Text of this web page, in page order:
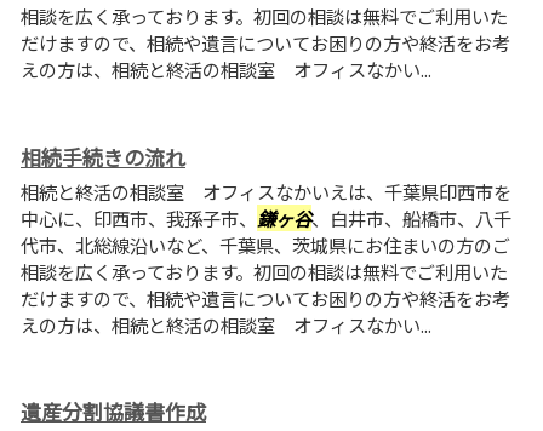
相談を広く承っております。初回の相談は無料でご利用いた
だけますので、相続や遺言についてお困りの方や終活をお考
えの方は、相続と終活の相談室 オフィスなかい...
相続手続きの流れ
相続と終活の相談室 オフィスなかいえは、千葉県印西市を
中心に、印西市、我孫子市、 鎌ヶ谷、白井市、船橋市、八千
代市、北総線沿いなど、千葉県、茨城県にお住まいの方のご
相談を広く承っております。初回の相談は無料でご利用いた
だけますので、相続や遺言についてお困りの方や終活をお考
えの方は、相続と終活の相談室 オフィスなかい...
遺産分割協議書作成